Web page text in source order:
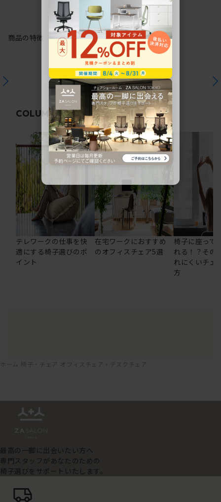
商品の特徴
COLUMN関連コラム
テレワークの仕事を快
適にする椅子選びのポ
イント
在宅ワークにおすすめ
のオフィスチェア5選
椅子に座って
れる！？その
れにくいチェ
方
ホーム 椅子・チェア オフィスチェア・デスクチェア
最高の一脚に出会いたい方へ
専門スタッフがあなたのための
椅子選びをサポートいたします。